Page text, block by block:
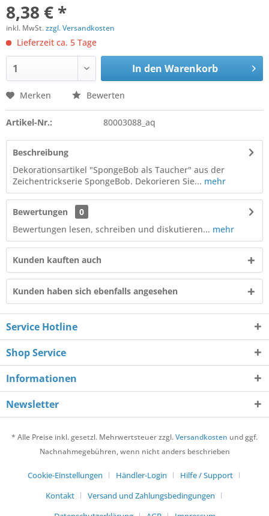
8,38 € *
inkl. MwSt.zzgl. Versandkosten
Lieferzeit ca. 5 Tage
In den Warenkorb
Merken Bewerten
Artikel-Nr.: 80003088_aq
Beschreibung
Dekorationsartikel "SpongeBob als Taucher" aus der
Zeichentrickserie SpongeBob. Dekorieren Sie... mehr
Bewertungen
0
Bewertungen lesen, schreiben und diskutieren... mehr
Kunden kauften auch
Kunden haben sich ebenfalls angesehen
Service Hotline
Shop Service
Informationen
Newsletter
* Alle Preise inkl. gesetzl. Mehrwertsteuer zzgl.Versandkosten und ggf.
Nachnahmegebühren, wenn nicht anders beschrieben
Cookie-Einstellungen Händler-Login
Hilfe / Support
Kontakt
Versand und Zahlungsbedingungen